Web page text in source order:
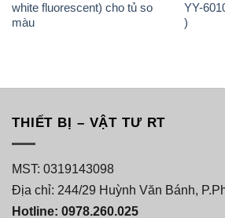
white fluorescent) cho tủ so
màu
YY-
)
THIẾT BỊ – VẬT TƯ RT
MST: 0319143098
Địa chỉ: 244/29 Huỳnh Văn Bánh,
Hotline: 0978.260.025